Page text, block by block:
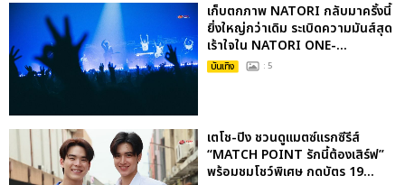
เก็บตกภาพ NATORI กลับมาครั้งนี้
ยิ่งใหญ่กว่าเดิม ระเบิดความมันส์สุด
เร้าใจใน NATORI ONE-...
บันเทิง : 5
เตโช-ปิง ชวนดูแมตซ์แรกซีรีส์
“MATCH POINT รักนี้ต้องเสิร์ฟ”
พร้อมชมโชว์พิเศษ กดบัตร 19...